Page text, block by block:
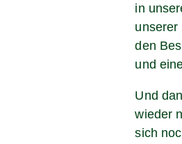
in
unserer
den
und
Und
wieder
sich